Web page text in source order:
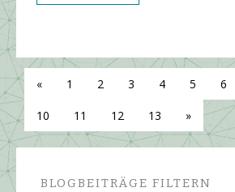
« 1 2 3 4 5 6
10 11 12 13 »
BLOGBEITRÄGE FILTERN